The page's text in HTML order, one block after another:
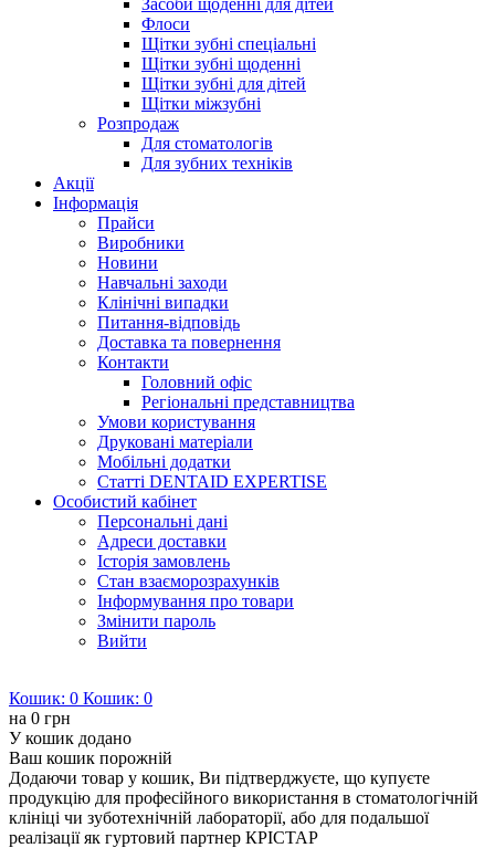
Засоби щоденні для дітей
Флоси
Щітки зубні спеціальні
Щітки зубні щоденні
Щітки зубні для дітей
Щітки міжзубні
Розпродаж
Для стоматологів
Для зубних техніків
Акції
Інформація
Прайси
Виробники
Новини
Навчальні заходи
Клінічні випадки
Питання-відповідь
Доставка та повернення
Контакти
Головний офіс
Регіональні представництва
Умови користування
Друковані матеріали
Мобільні додатки
Статті DENTAID EXPERTISE
Особистий кабінет
Персональні дані
Адреси доставки
Історія замовлень
Стан взаєморозрахунків
Інформування про товари
Змінити пароль
Вийти
Кошик: 0 Кошик: 0
на 0 грн
У кошик додано
Ваш кошик порожній
Додаючи товар у кошик, Ви підтверджуєте, що купуєте
продукцію для професійного використання в стоматологічній
клініці чи зуботехнічній лабораторії, або для подальшої
реалізації як гуртовий партнер КРІСТАР